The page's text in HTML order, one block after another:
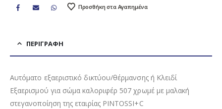
Προσθήκη στα Αγαπημένα
ΠΕΡΙΓΡΑΦΉ
Αυτόματο εξαεριστικό δικτύου/θέρμανσης ή Κλειδί
Εξαερισμού για σώμα καλοριφέρ 507 χρωμέ με μαλακή
στεγανοποίηση της εταιρίας PINTOSSI+C